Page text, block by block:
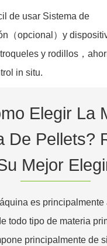
de usar Sistema de
（opcional）y
y rodillos，
in situ.
Elegir La
De Pellets?
Mejor
es principalmente
todo tipo de materia
principalmente de